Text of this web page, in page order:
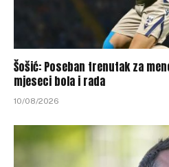
Šošić: Poseban trenutak za
mjeseci bola i rada
10/08/2026